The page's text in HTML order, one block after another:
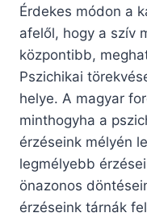
Érdekes módon a
afelől, hogy a szív
központibb,
Pszichikai
helye. A magyar
minthogyha a
érzéseink mélyén
legmélyebb
önazonos
érzéseink tárnák